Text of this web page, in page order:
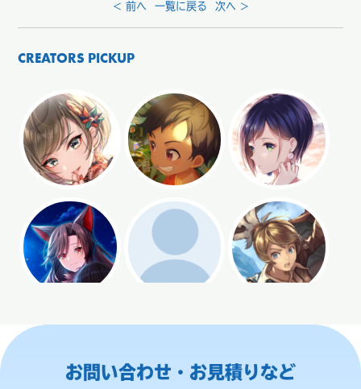
< 前へ 一覧に戻る 次へ >
CREATORS PICKUP
お問い合わせ・お見積りなど